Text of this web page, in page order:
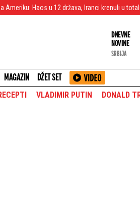
12 država, Iranci krenuli u totalni obračun?!
DNEVNE
NOVINE
SRBIJA
MAGAZIN DŽET SET
VLADIMIR PUTIN DONALD